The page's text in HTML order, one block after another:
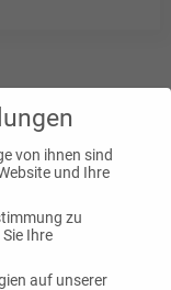
von ihnen sind
und Ihre
zu
Ihre
auf unserer